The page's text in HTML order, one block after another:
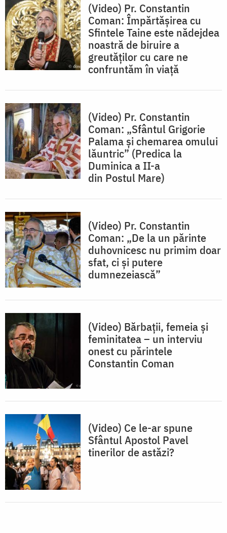
(Video) Pr. Constantin
Coman: Împărtășirea cu
Sfintele Taine este nădejdea
noastră de biruire a
greutăților cu care ne
confruntăm în viață
(Video) Pr. Constantin
Coman: „Sfântul Grigorie
Palama și chemarea omului
lăuntric” (Predica la
Duminica a II-a
din Postul Mare)
(Video) Pr. Constantin
Coman: „De la un părinte
duhovnicesc nu primim doar
sfat, ci și putere
dumnezeiască”
(Video) Bărbații, femeia și
feminitatea – un interviu
onest cu părintele
Constantin Coman
(Video) Ce le-ar spune
Sfântul Apostol Pavel
tinerilor de astăzi?